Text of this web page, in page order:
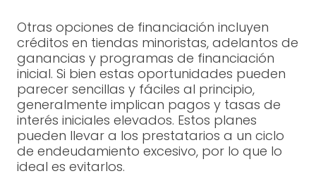
Otras opciones de financiación incluyen
créditos en tiendas minoristas, adelantos de
ganancias y programas de financiación
inicial. Si bien estas oportunidades pueden
parecer sencillas y fáciles al principio,
generalmente implican pagos y tasas de
interés iniciales elevados. Estos planes
pueden llevar a los prestatarios a un ciclo
de endeudamiento excesivo, por lo que lo
ideal es evitarlos.